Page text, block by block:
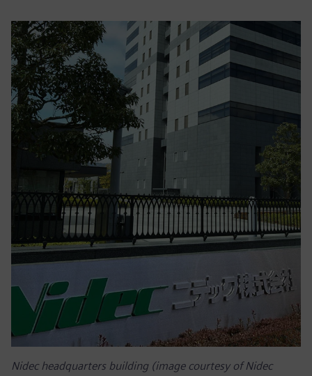
Nidec headquarters building (image courtesy of Nidec